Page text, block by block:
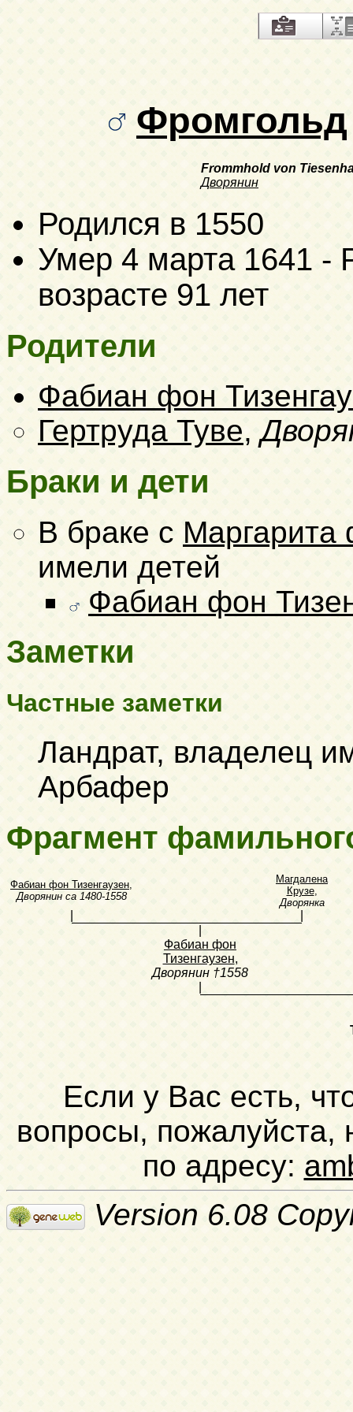
Фромгольд
Frommhold von
Дворянин
Родился в 1550
Умер 4 марта 1641 -
возрасте 91 лет
Родители
Фабиан фон
Гертруда Туве,
Браки и дети
В браке с Маргарита
имели детей
Фабиан фон
Заметки
Частные заметки
Ландрат, владелец
Арбафер
Фрагмент
Фабиан фон Тизенгаузен,
Дворянин ca 1480-1558
Магдалена
Крузе,
Дворянка
Фабиан фон
Тизенгаузен,
Дворянин †1558
Если у Вас есть,
вопросы, пожалуйста,
по адресу:
Version 6.08